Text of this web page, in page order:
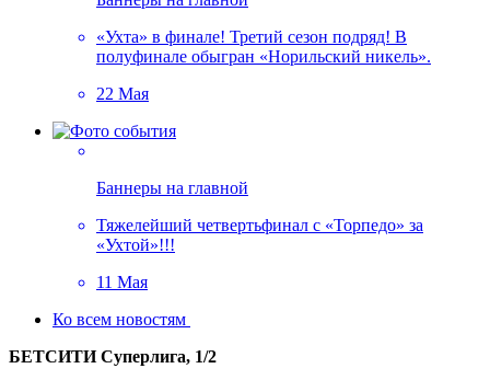
«Ухта» в финале! Третий сезон подряд! В
полуфинале обыгран «Норильский никель».
22 Мая
Баннеры на главной
Тяжелейший четвертьфинал с «Торпедо» за
«Ухтой»!!!
11 Мая
Ко всем новостям
БЕТСИТИ Суперлига, 1/2